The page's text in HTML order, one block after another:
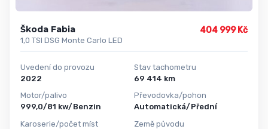
Škoda Fabia
1,0 TSI DSG Monte Carlo LED
404 999 Kč
Uvedení do provozu
2022
Motor/palivo
999,0/81 kw/Benzin
Karoserie/počet míst
Stav tachometru
69 414 km
Převodovka/pohon
Automatická/Přední
Země původu